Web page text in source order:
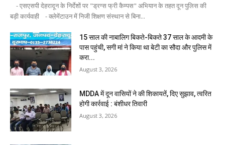
- एसएसपी देहरादून के निर्देशों पर "ड्रग्स फ्री कैम्पस" अभियान के तहत दून पुलिस की
बड़ी कार्यवाही - क्लेमेंटाउन में निजी शिक्षण संस्थान से बिना...
15 साल की नाबालिग बिकते-बिकते 37 साल के आदमी के
पास पहुंची, सगी मां ने किया था बेटी का सौदा और पुलिस में
करा...
August 3, 2026
MDDA में दून वासियों ने की शिकायतें, दिए सुझाव, त्वरित
होगी कार्रवाई : बंशीधर तिवारी
August 3, 2026